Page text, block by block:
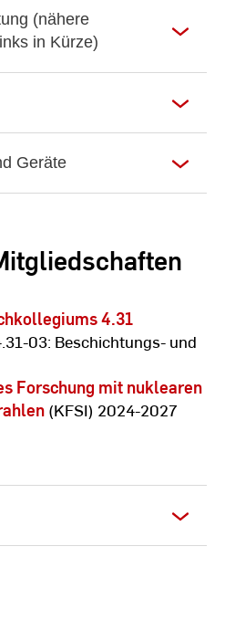
und
in Bändern
Fotodioden und PV-
(nähere
in Kürze)
Geräte
4.31
03: Beschichtungs- und
Forschung mit nuklearen
(KFSI) 2024-2027